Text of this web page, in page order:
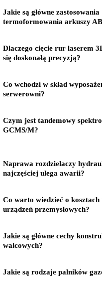
Jakie są główne zastosowania
termoformowania arkuszy
Dlaczego cięcie rur laserem
się doskonałą precyzją?
Co wchodzi w skład
serwerowni?
Czym jest tandemowy
GCMS/M?
Naprawa rozdzielaczy
najczęściej ulega awarii?
Co warto wiedzieć o
urządzeń przemysłowych?
Jakie są główne cechy
walcowych?
Jakie są rodzaje palników